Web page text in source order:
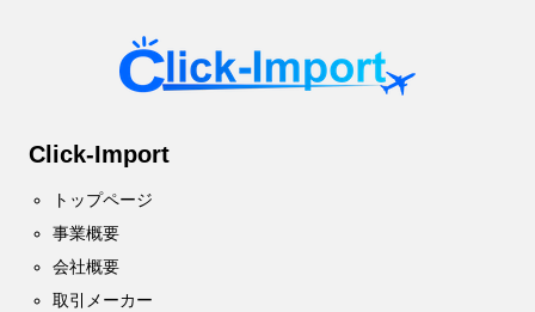
Click-Import
トップページ
事業概要
会社概要
取引メーカー